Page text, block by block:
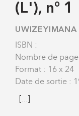
(L'), n° 1
UWIZEYIMANA
ISBN :
Nombre de
Format : 16 x 24
Date de sortie :
[...]